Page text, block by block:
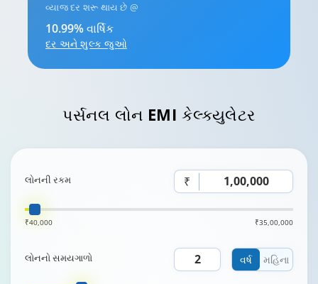
વ્યાજ દર શરૂ થાય છે @
10.99% વાર્ષિક
દર અને શુલ્ક જુઓ
પર્સનલ લોન EMI કેલ્ક્યુલેટર
લોનની રકમ ₹
₹40,000 ₹35,00,000
વર્ષ મહિના
લોનનો સમયગાળો